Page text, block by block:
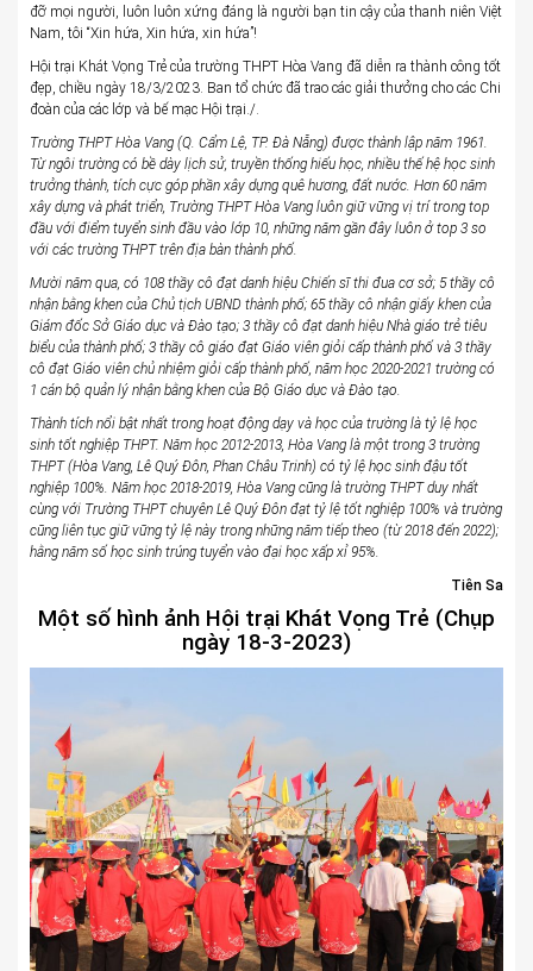
đỡ mọi người, luôn luôn xứng đáng là người bạn tin cậy của thanh niên Việt
Nam, tôi “Xin hứa, Xin hứa, xin hứa”!
Hội trại Khát Vọng Trẻ của trường THPT Hòa Vang đã diễn ra thành công tốt
đẹp, chiều ngày 18/3/2023. Ban tổ chức đã trao các giải thưởng cho các Chi
đoàn của các lớp và bế mạc Hội trại./.
Trường THPT Hòa Vang (Q. Cẩm Lệ, TP. Đà Nẵng) được thành lập năm 1961.
Từ ngôi trường có bề dày lịch sử, truyền thống hiếu học, nhiều thế hệ học sinh
trưởng thành, tích cực góp phần xây dựng quê hương, đất nước. Hơn 60 năm
xây dựng và phát triển, Trường THPT Hòa Vang luôn giữ vững vị trí trong top
đầu với điểm tuyển sinh đầu vào lớp 10, những năm gần đây luôn ở top 3 so
với các trường THPT trên địa bàn thành phố.
Mười năm qua, có 108 thầy cô đạt danh hiệu Chiến sĩ thi đua cơ sở; 5 thầy cô
nhận bằng khen của Chủ tịch UBND thành phố; 65 thầy cô nhận giấy khen của
Giám đốc Sở Giáo dục và Đào tạo; 3 thầy cô đạt danh hiệu Nhà giáo trẻ tiêu
biểu của thành phố; 3 thầy cô giáo đạt Giáo viên giỏi cấp thành phố và 3 thầy
cô đạt Giáo viên chủ nhiệm giỏi cấp thành phố, năm học 2020-2021 trường có
1 cán bộ quản lý nhận bằng khen của Bộ Giáo dục và Đào tạo.
Thành tích nổi bật nhất trong hoạt động dạy và học của trường là tỷ lệ học
sinh tốt nghiệp THPT. Năm học 2012-2013, Hòa Vang là một trong 3 trường
THPT (Hòa Vang, Lê Quý Đôn, Phan Châu Trinh) có tỷ lệ học sinh đậu tốt
nghiệp 100%. Năm học 2018-2019, Hòa Vang cũng là trường THPT duy nhất
cùng với Trường THPT chuyên Lê Quý Đôn đạt tỷ lệ tốt nghiệp 100% và trường
cũng liên tục giữ vững tỷ lệ này trong những năm tiếp theo (từ 2018 đến 2022);
hằng năm số học sinh trúng tuyển vào đại học xấp xỉ 95%.
Tiên Sa
Một số hình ảnh Hội trại Khát Vọng Trẻ (Chụp
ngày 18-3-2023)